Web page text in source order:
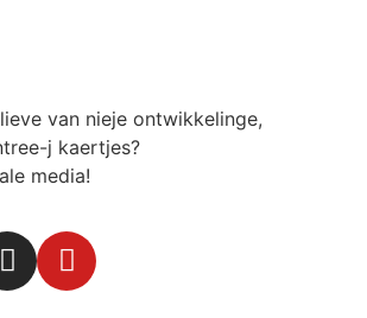
van nieje ontwikkelinge,
j kaertjes?
media!